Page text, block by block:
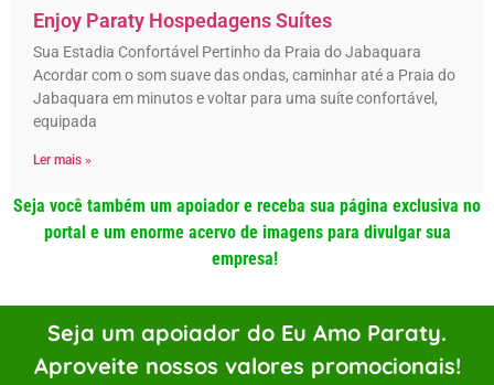
Enjoy Paraty Hospedagens Suítes
Sua Estadia Confortável Pertinho da Praia do Jabaquara
Acordar com o som suave das ondas, caminhar até a Praia do
Jabaquara em minutos e voltar para uma suíte confortável,
equipada
Ler mais »
Seja você também um apoiador e receba sua página exclusiva no
portal e um enorme acervo de imagens para divulgar sua
empresa!
Seja um apoiador do Eu Amo Paraty.
Aproveite nossos valores promocionais!